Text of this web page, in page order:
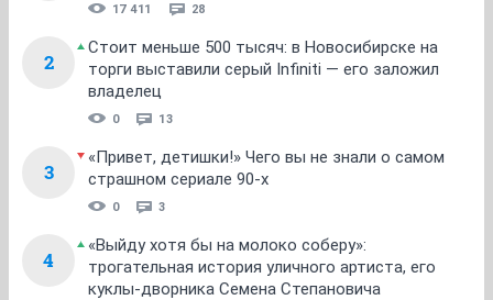
17 411 28
2
Стоит меньше 500 тысяч: в Новосибирске на
торги выставили серый Infiniti — его заложил
владелец
0 13
3
«Привет, детишки!» Чего вы не знали о самом
страшном сериале 90-х
0 3
4
«Выйду хотя бы на молоко соберу»:
трогательная история уличного артиста, его
куклы-дворника Семена Степановича